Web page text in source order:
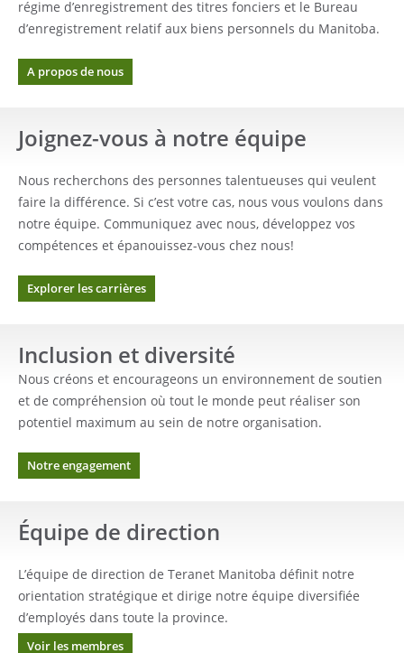
régime d’enregistrement des titres fonciers et le Bureau
d’enregistrement relatif aux biens personnels du Manitoba.
A propos de nous
Joignez-vous à notre équipe
Nous recherchons des personnes talentueuses qui veulent
faire la différence. Si c’est votre cas, nous vous voulons dans
notre équipe. Communiquez avec nous, développez vos
compétences et épanouissez-vous chez nous!
Explorer les carrières
Inclusion et diversité
Nous créons et encourageons un environnement de soutien
et de compréhension où tout le monde peut réaliser son
potentiel maximum au sein de notre organisation.
Notre engagement
Équipe de direction
L’équipe de direction de Teranet Manitoba définit notre
orientation stratégique et dirige notre équipe diversifiée
d’employés dans toute la province.
Voir les membres